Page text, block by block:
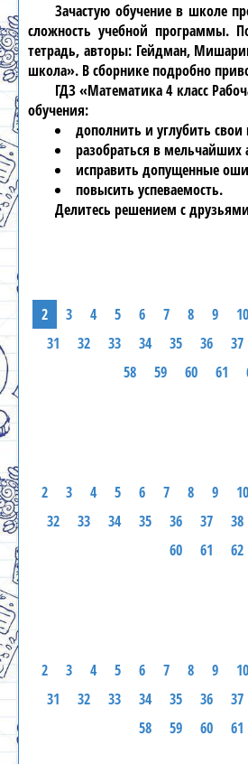
Зачастую обучение в школе
сложность учебной программы.
тетрадь, авторы: Гейдман,
школа». В сборнике подробно
ГДЗ «Математика 4 класс
обучения:
дополнить и углубить свои
разобраться в мельчайших
исправить допущенные
повысить успеваемость.
Делитесь решением с
2 3 4 5 6 7 8 9 10
31
32 33 34 35 36 37
58
59 60 61
2 3 4 5 6 7 8 9 10
32
33 34 35 36 37 38
60
61 62
2 3 4 5 6 7 8 9 10
31
32 33 34 35 36 37
58
59 60 61